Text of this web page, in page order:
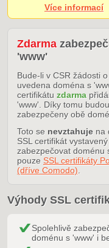
Více informací
Zdarma
'www'
Bude-li v CSR žádosti
uvedena doména s
certifikátu zdarma
'www'. Díky tomu
zabezpečeny obě
Toto se nevztahuje na
SSL certifikát
zabezpečovat doménu
pouze SSL certifikáty
(dříve Comodo)
Výhody SSL
Spolehlivě
doménu s 'www' i